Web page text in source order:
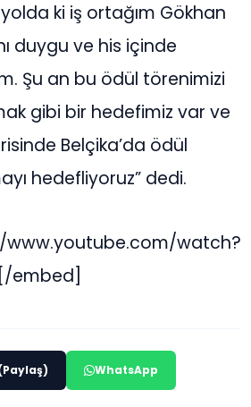
ki iş ortağım Gökhan
duygu ve his içinde
Şu an bu ödül törenimizi
gibi bir hedefimiz var ve
Belçika’da ödül
hedefliyoruz” dedi.
watch?
embed]
WhatsApp